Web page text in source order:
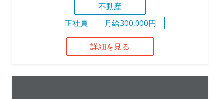
不動産
正社員
月給300,000円
詳細を見る